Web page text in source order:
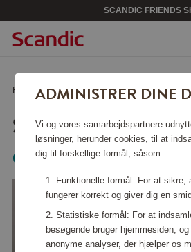
SCANDIC FRIENDS
Hjem /Tasker & tilbehør/ Rejsetilbehør/
SMYKKESKRIN
Organista
ADMINISTRER DINE
Vi og vores samarbejdspartnere
løsninger, herunder cookies, til at
dig til forskellige formål, såsom:
Funktionelle formål: For at sikre,
fungerer korrekt og giver dig en
Statistiske formål: For at
besøgende bruger hjemmesiden,
anonyme analyser, der hjælper os